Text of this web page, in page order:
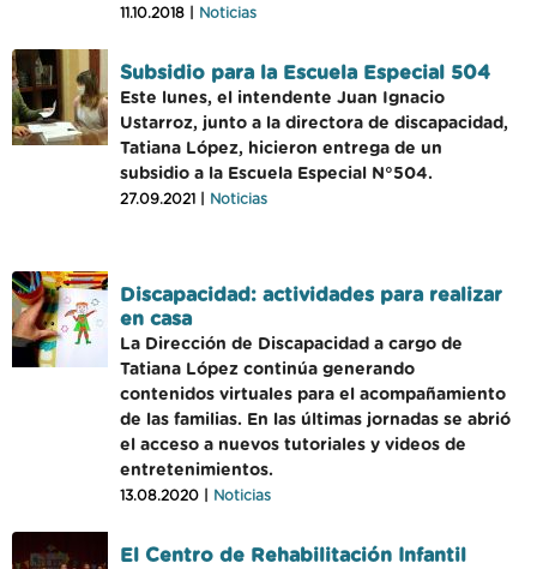
11.10.2018 | Noticias
Subsidio para la Escuela Especial 504
Este lunes, el intendente Juan Ignacio
Ustarroz, junto a la directora de discapacidad,
Tatiana López, hicieron entrega de un
subsidio a la Escuela Especial N°504.
27.09.2021 | Noticias
Discapacidad: actividades para realizar
en casa
La Dirección de Discapacidad a cargo de
Tatiana López continúa generando
contenidos virtuales para el acompañamiento
de las familias. En las últimas jornadas se abrió
el acceso a nuevos tutoriales y videos de
entretenimientos.
13.08.2020 | Noticias
El Centro de Rehabilitación Infantil